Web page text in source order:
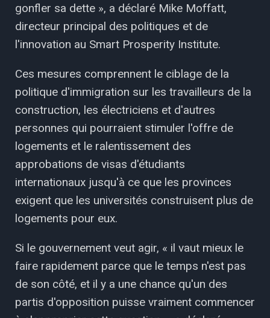
gonfler sa dette », a déclaré Mike Moffatt,
directeur principal des politiques et de
l'innovation au Smart Prosperity Institute.
Ces mesures comprennent le ciblage de la
politique d'immigration sur les travailleurs de la
construction, les électriciens et d'autres
personnes qui pourraient stimuler l'offre de
logements et le ralentissement des
approbations de visas d'étudiants
internationaux jusqu'à ce que les provinces
exigent que les universités construisent plus de
logements pour eux.
Si le gouvernement veut agir, « il vaut mieux le
faire rapidement parce que le temps n'est pas
de son côté, et il y a une chance qu'un des
partis d'opposition puisse vraiment commencer